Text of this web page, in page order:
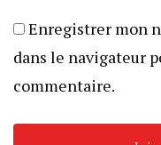
Enregistrer mon
dans le navigateur
commentaire.